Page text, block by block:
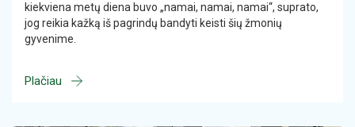
kiekviena metų diena buvo „namai, namai, namai“, suprato,
jog reikia kažką iš pagrindų bandyti keisti šių žmonių
gyvenime.
Plačiau